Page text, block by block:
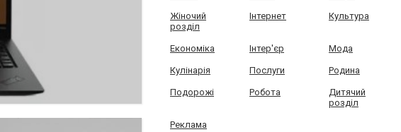
Жіночий
розділ
Інтернет Культура
Економіка Інтер'єр Мода
Кулінарія Послуги Родина
Подорожі Робота
Дитячий
розділ
Реклама